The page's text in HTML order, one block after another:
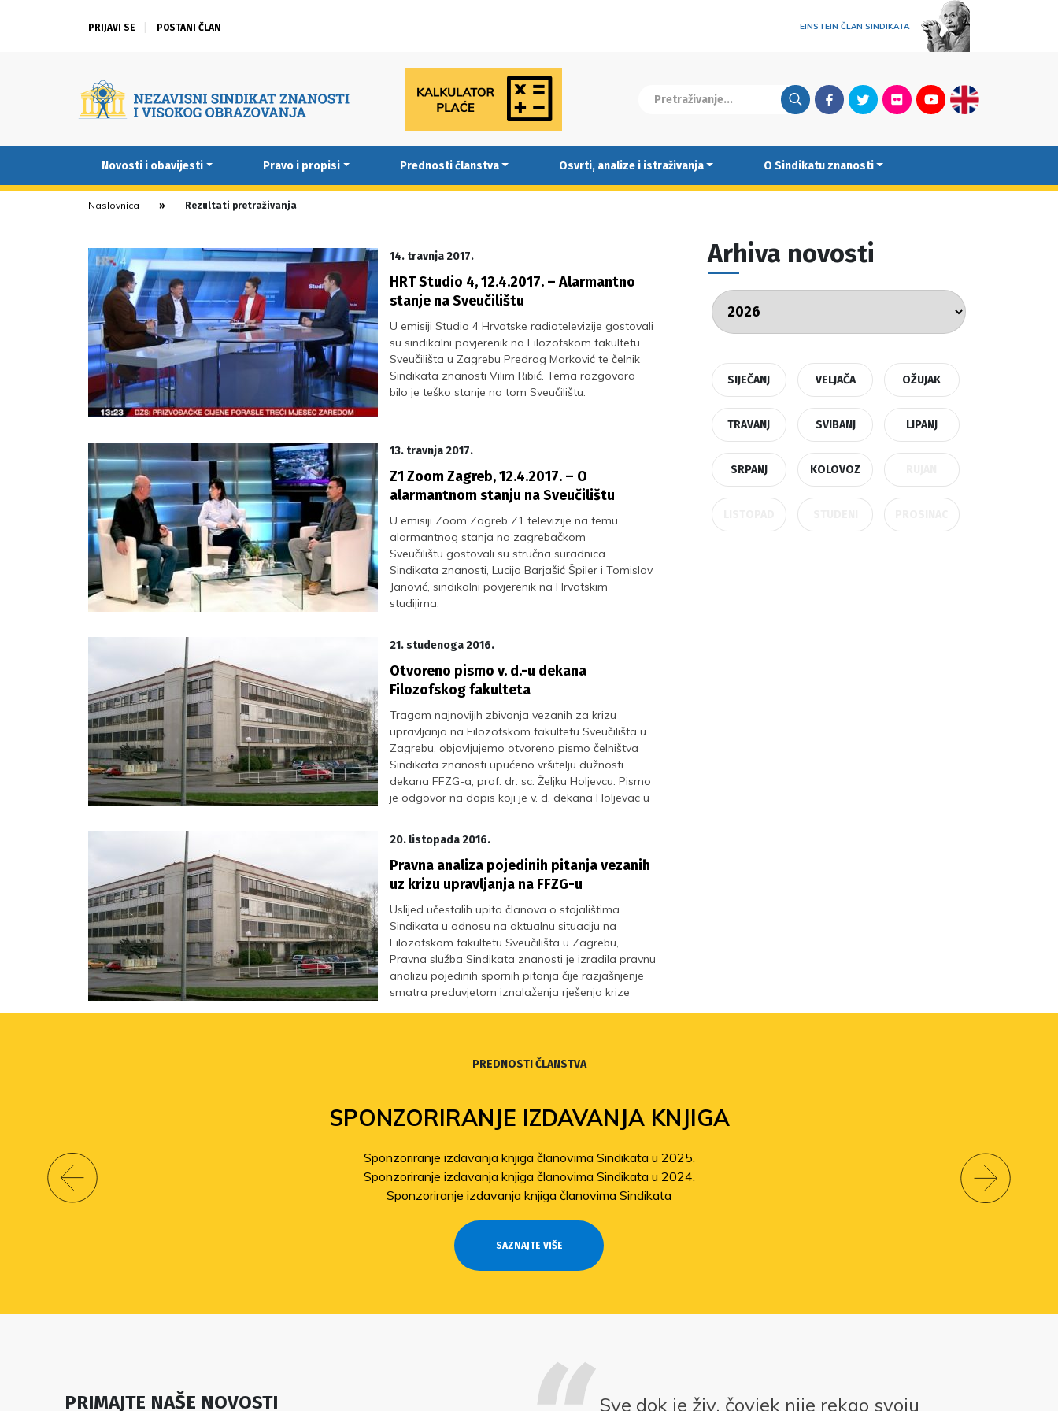
PRIJAVI SE POSTANI ČLAN EINSTEIN ČLAN SINDIKATA
FacebookTwitterFlickrYoutubeEnglish
Novosti i obavijesti Pravo i propisi Prednosti članstva Osvrti, analize i istraživanja O Sindikatu znanosti
Naslovnica Rezultati pretraživanja
14. travnja 2017.
HRT Studio 4, 12.4.2017. – Alarmantno
stanje na Sveučilištu
U emisiji Studio 4 Hrvatske radiotelevizije gostovali
su sindikalni povjerenik na Filozofskom fakultetu
Sveučilišta u Zagrebu Predrag Marković te čelnik
Sindikata znanosti Vilim Ribić. Tema razgovora
bilo je teško stanje na tom Sveučilištu.
13. travnja 2017.
Z1 Zoom Zagreb, 12.4.2017. – O
alarmantnom stanju na Sveučilištu
U emisiji Zoom Zagreb Z1 televizije na temu
alarmantnog stanja na zagrebačkom
Sveučilištu gostovali su stručna suradnica
Sindikata znanosti, Lucija Barjašić Špiler i Tomislav
Janović, sindikalni povjerenik na Hrvatskim
studijima.
21. studenoga 2016.
Otvoreno pismo v. d.-u dekana
Filozofskog fakulteta
Tragom najnovijih zbivanja vezanih za krizu
upravljanja na Filozofskom fakultetu Sveučilišta u
Zagrebu, objavljujemo otvoreno pismo čelništva
Sindikata znanosti upućeno vršitelju dužnosti
dekana FFZG-a, prof. dr. sc. Željku Holjevcu. Pismo
je odgovor na dopis koji je v. d. dekana Holjevac u
kojem se u kontekstu propitivanja legalnosti
izvanredne sjednice Fakultetskog vijeća sazvane
za 21. studenog 2016. u izrazito negativnom
svjetlu predstavljaju Sindikat znanosti i pravna
mišljenja koja je iznijela pravna služba Sindikata.
20. listopada 2016.
Pravna analiza pojedinih pitanja vezanih
uz krizu upravljanja na FFZG-u
Uslijed učestalih upita članova o stajalištima
Sindikata u odnosu na aktualnu situaciju na
Filozofskom fakultetu Sveučilišta u Zagrebu,
Pravna služba Sindikata znanosti je izradila pravnu
analizu pojedinih spornih pitanja čije razjašnjenje
smatra preduvjetom iznalaženja rješenja krize
Arhiva novosti
SIJEČANJ VELJAČA OŽUJAK
TRAVANJ SVIBANJ LIPANJ
SRPANJ KOLOVOZ
PREDNOSTI ČLANSTVA
SPONZORIRANJE IZDAVANJA KNJIGA
Sponzoriranje izdavanja knjiga članovima Sindikata u 2025.
Sponzoriranje izdavanja knjiga članovima Sindikata u 2024.
Sponzoriranje izdavanja knjiga članovima Sindikata
SAZNAJTE VIŠE
PRIMAJTE NAŠE NOVOSTI Sve dok je živ, čovjek nije rekao svoju